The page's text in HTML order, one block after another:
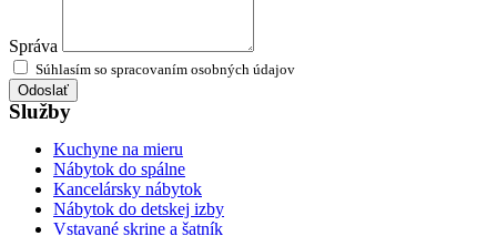
Správa
Súhlasím so spracovaním osobných údajov
Odoslať
Služby
Kuchyne na mieru
Nábytok do spálne
Kancelársky nábytok
Nábytok do detskej izby
Vstavané skrine a šatník